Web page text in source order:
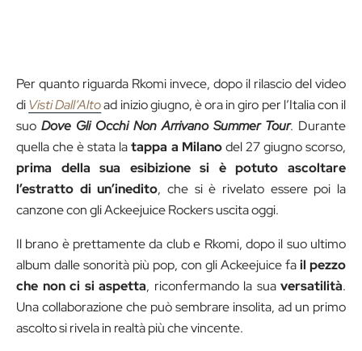
Per quanto riguarda Rkomi invece, dopo il rilascio del video
diVisti Dall’Altoad inizio giugno, è ora in giro per l’Italia con il
suo Dove Gli Occhi Non Arrivano Summer Tour. Durante
quella che è stata latappa a Milanodel 27 giugno scorso,
prima della sua esibizione si è potuto ascoltare
l’estratto di un’inedito, che si è rivelato essere poi la
canzone con gli Ackeejuice Rockers uscita oggi.
Il brano è prettamente da club e Rkomi, dopo il suo ultimo
album dalle sonorità più pop, con gli Ackeejuice fail pezzo
che non ci si aspetta, riconfermando la sua versatilità.
Una collaborazione che può sembrare insolita, ad un primo
ascolto si rivela in realtà più che vincente.